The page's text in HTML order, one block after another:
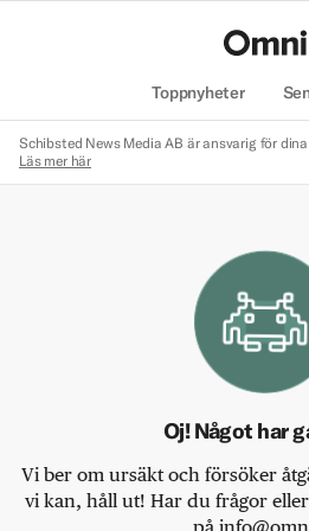
Toppnyheter
Schibsted News Media AB är ansvarig för
Läs mer här
Oj! Något har
Vi ber om ursäkt och försöker
vi kan, håll ut! Har du frågor